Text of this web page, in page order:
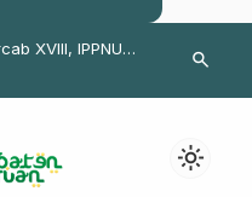
XVIII, IPPNU
ISNU
Publikasi
search
light_mode